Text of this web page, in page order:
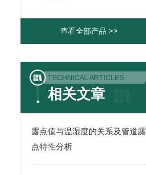
查看全部产品 >>
TECHNICAL ARTICLES
相关文章
露点值与温湿度的关系及管道露
点特性分析